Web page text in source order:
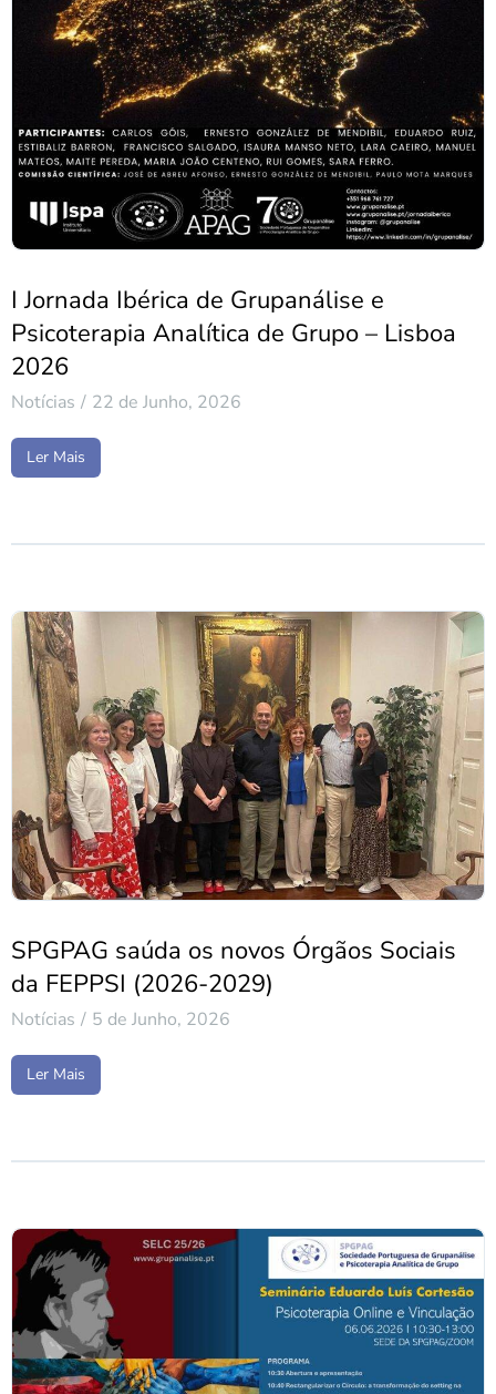
I Jornada Ibérica de Grupanálise e
Psicoterapia Analítica de Grupo – Lisboa
2026
Notícias 22 de Junho, 2026
Ler Mais
SPGPAG saúda os novos Órgãos Sociais
da FEPPSI (2026-2029)
Notícias 5 de Junho, 2026
Ler Mais